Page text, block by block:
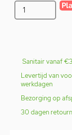
Sanitair vanaf
Levertijd van
werkdagen
Bezorging op
30 dagen